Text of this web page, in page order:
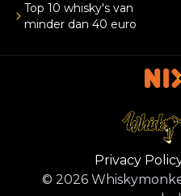
Top 10 whisky's van
minder dan 40 euro
Privacy
© 2026